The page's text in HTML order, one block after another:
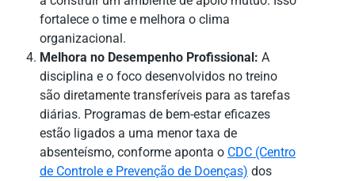
fortalece o time e melhora o clima
organizacional.
Melhora no Desempenho Profissional: A
disciplina e o foco desenvolvidos no treino
são diretamente transferíveis para as tarefas
diárias. Programas de bem-estar eficazes
estão ligados a uma menor taxa de
absenteísmo, conforme aponta o CDC (Centro
de Controle e Prevenção de Doenças) dos